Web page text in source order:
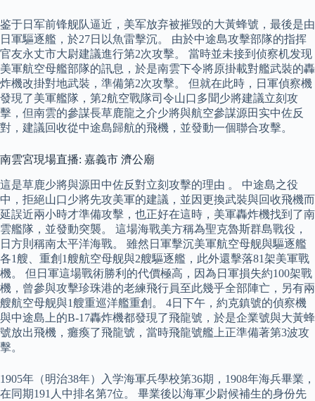
鉴于日军前锋舰队逼近，美军放弃被摧毁的大黃蜂號，最後是由
日軍驅逐艦，於27日以魚雷擊沉。 由於中途島攻擊部隊的指挥
官友永丈市大尉建議進行第2次攻擊。 當時並未接到侦察机发现
美軍航空母艦部隊的訊息，於是南雲下令將原掛載對艦武裝的轟
炸機改掛對地武裝，準備第2次攻擊。 但就在此時，日軍偵察機
發現了美軍艦隊，第2航空戰隊司令山口多聞少將建議立刻攻
擊，但南雲的參謀長草鹿龍之介少將與航空參謀源田实中佐反
對，建議回收從中途島歸航的飛機，並發動一個聯合攻擊。
南雲宮現場直播: 嘉義市 濟公廟
這是草鹿少將與源田中佐反對立刻攻擊的理由 。 中途島之役
中，拒絕山口少將先攻美軍的建議，並因更換武裝與回收飛機而
延誤近兩小時才準備攻擊，也正好在這時，美軍轟炸機找到了南
雲艦隊，並發動突襲。 這場海戰美方稱為聖克魯斯群島戰役，
日方則稱南太平洋海戰。 雖然日軍擊沉美軍航空母舰與驅逐艦
各1艘、重創1艘航空母舰與2艘驅逐艦，此外還擊落81架美軍戰
機。 但日軍這場戰術勝利的代價極高，因為日軍損失約100架戰
機，曾參與攻擊珍珠港的老練飛行員至此幾乎全部陣亡，另有兩
艘航空母舰與1艘重巡洋艦重創。 4日下午，約克鎮號的偵察機
與中途島上的B-17轟炸機都發現了飛龍號，於是企業號與大黃蜂
號放出飛機，癱瘓了飛龍號，當時飛龍號艦上正準備著第3波攻
擊。
1905年（明治38年）入学海軍兵學校第36期，1908年海兵畢業，
在同期191人中排名第7位。 畢業後以海軍少尉候補生的身份先